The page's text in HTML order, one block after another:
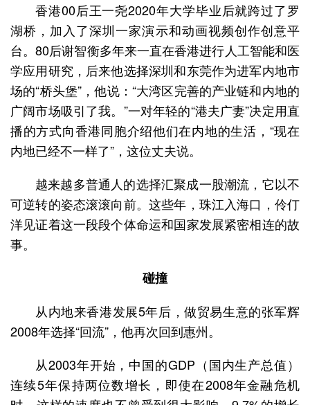
香港00后王一尧2020年大学毕业后就跨过了罗
湖桥，加入了深圳一家演示和动画视频创作创意平
台。80后谢智衡多年来一直在香港进行人工智能和医
学应用研究，后来他选择深圳和东莞作为进军内地市
场的“桥头堡”，他说：“大湾区完善的产业链和内地的
广阔市场吸引了我。”一对年轻的“港夫广妻”决定用直
播的方式向香港同胞介绍他们在内地的生活，“现在
内地已经不一样了”，这位丈夫说。
越来越多普通人的选择汇聚成一股潮流，它以不
可逆转的姿态滚滚向前。这些年，珠江入海口，伶仃
洋见证着这一段段个体命运和国家发展紧密相连的故
事。
碰撞
从内地来香港发展5年后，做贸易生意的张军辉
2008年选择“回流”，他再次回到惠州。
从2003年开始，中国的GDP（国内生产总值）
连续5年保持两位数增长，即使在2008年金融危机